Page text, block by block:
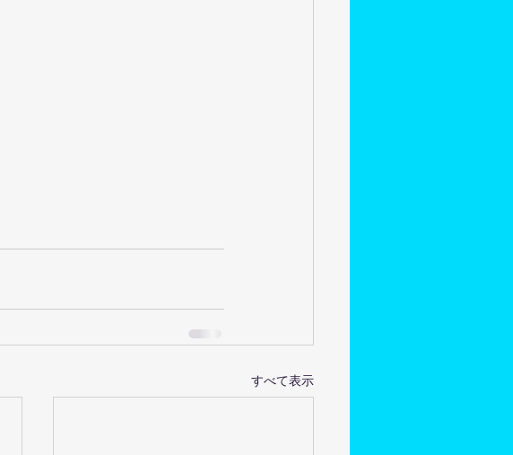
すべて表示